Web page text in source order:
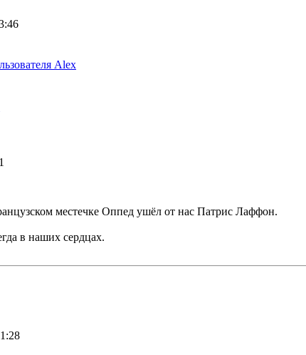
Alex
местечке Оппед ушёл от нас Патрис Лаффон.
в наших сердцах.